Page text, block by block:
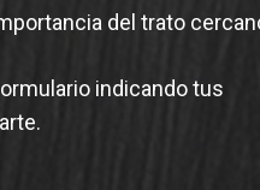
del trato
indicando tus